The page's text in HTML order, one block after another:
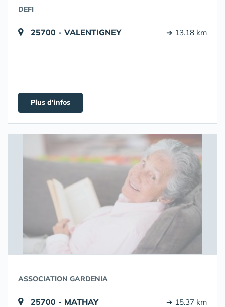
DEFI
25700 - VALENTIGNEY ➔ 13.18 km
Plus d'infos
ASSOCIATION GARDENIA
25700 - MATHAY ➔ 15.37 km